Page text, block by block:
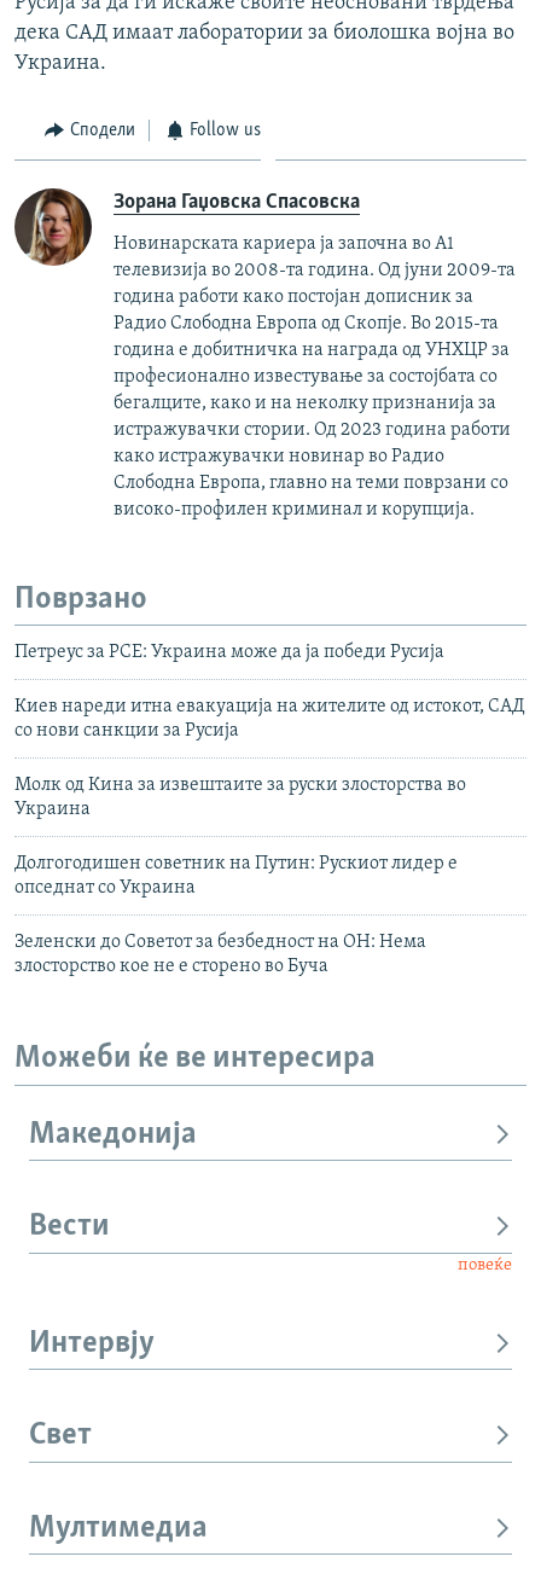
дека САД имаат лаборатории за биолошка војна во
Украина.
Сподели Follow us
Зорана Гаџовска Спасовска
Новинарската кариера ја започна во А1
телевизија во 2008-та година. Од јуни 2009-та
година работи како постојан дописник за
Радио Слободна Европа од Скопје. Во 2015-та
година е добитничка на награда од УНХЦР за
професионално известување за состојбата со
бегалците, како и на неколку признанија за
истражувачки стории. Од 2023 година работи
како истражувачки новинар во Радио
Слободна Европа, главно на теми поврзани со
високо-профилен криминал и корупција.
Поврзано
Петреус за РСЕ: Украина може да ја победи Русија
Киев нареди итна евакуација на жителите од истокот, САД
со нови санкции за Русија
Молк од Кина за извештаите за руски злосторства во
Украина
Долгогодишен советник на Путин: Рускиот лидер е
опседнат со Украина
Зеленски до Советот за безбедност на ОН: Нема
злосторство кое не е сторено во Буча
Можеби ќе ве интересира
Македонија
Вести
повеќе
Интервју
Свет
Мултимедиа